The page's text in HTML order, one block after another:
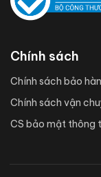
Chính sách
Chính sách bảo
Chính sách vận
CS bảo mật thông